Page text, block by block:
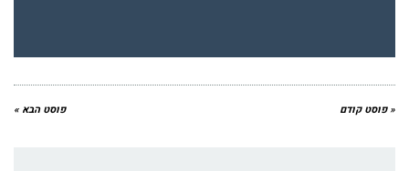
« פוסט קודם פוסט הבא »